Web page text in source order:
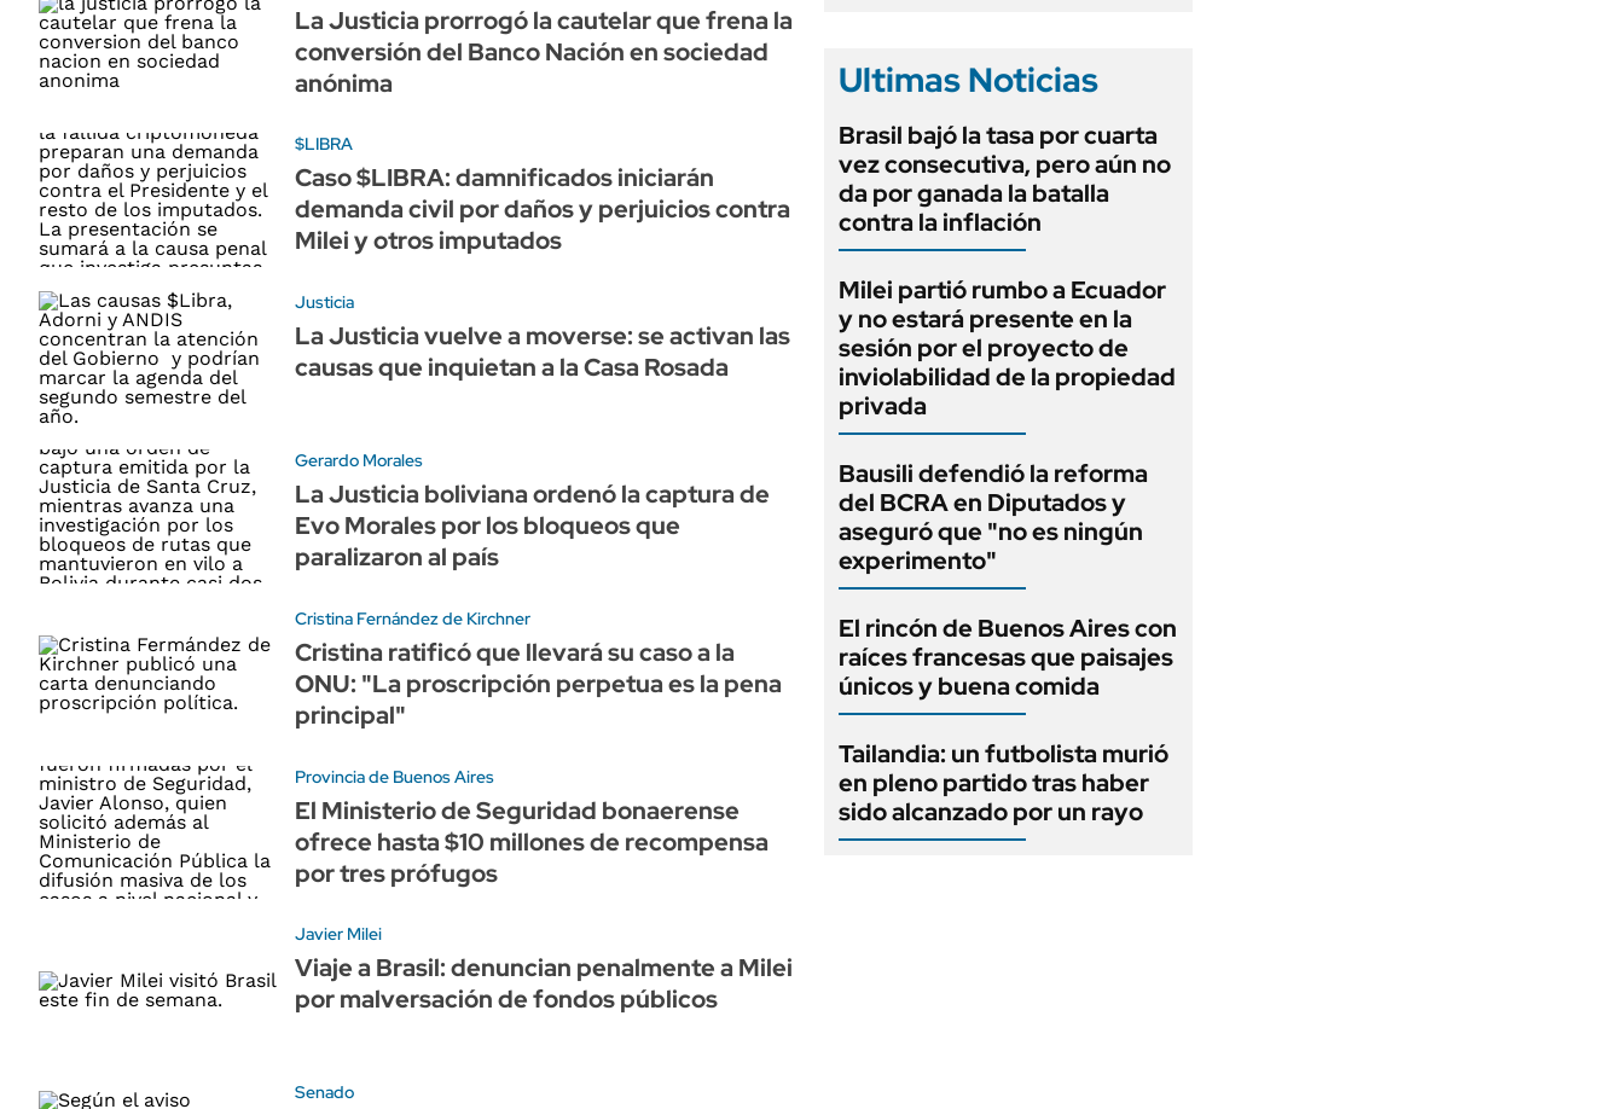
La Justicia prorrogó la cautelar que frena la
conversión del Banco Nación en sociedad
anónima
$LIBRA
Caso $LIBRA: damnificados iniciarán
demanda civil por daños y perjuicios contra
Milei y otros imputados
Justicia
La Justicia vuelve a moverse: se activan las
causas que inquietan a la Casa Rosada
Gerardo Morales
La Justicia boliviana ordenó la captura de
Evo Morales por los bloqueos que
paralizaron al país
Cristina Fernández de Kirchner
Cristina ratificó que llevará su caso a la
ONU: "La proscripción perpetua es la pena
principal"
Provincia de Buenos Aires
El Ministerio de Seguridad bonaerense
ofrece hasta $10 millones de recompensa
por tres prófugos
Javier Milei
Viaje a Brasil: denuncian penalmente a Milei
por malversación de fondos públicos
Senado
Ultimas Noticias
Brasil bajó la tasa por cuarta
vez consecutiva, pero aún no
da por ganada la batalla
contra la inflación
Milei partió rumbo a Ecuador
y no estará presente en la
sesión por el proyecto de
inviolabilidad de la propiedad
privada
Bausili defendió la reforma
del BCRA en Diputados y
aseguró que "no es ningún
experimento"
El rincón de Buenos Aires con
raíces francesas que paisajes
únicos y buena comida
Tailandia: un futbolista murió
en pleno partido tras haber
sido alcanzado por un rayo